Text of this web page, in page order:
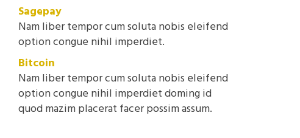
Sagepay
Nam liber tempor cum soluta nobis eleifend
option congue nihil imperdiet.
Bitcoin
Nam liber tempor cum soluta nobis eleifend
option congue nihil imperdiet doming id
quod mazim placerat facer possim assum.